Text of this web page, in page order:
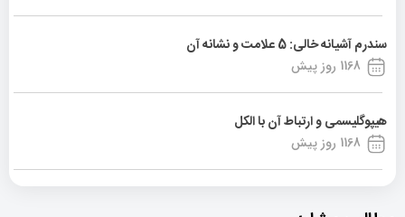
سندرم آشیانه خالی: 5 علامت و نشانه آن
1168 روز پیش
هیپوگلیسمی و ارتباط آن با الکل
1168 روز پیش